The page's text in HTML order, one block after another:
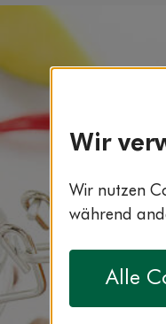
Wir
Wir nutzen
während
Alle